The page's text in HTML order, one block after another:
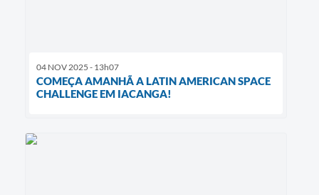
04 NOV 2025 - 13h07
COMEÇA AMANHÃ A LATIN AMERICAN SPACE
CHALLENGE EM IACANGA!